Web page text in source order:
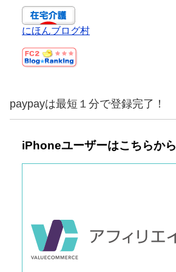
にほんブログ村
paypayは最短１分で登録完了！
iPhoneユーザーはこちらから